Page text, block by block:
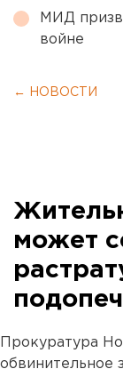
МИД
войне
← НОВОСТИ
может
Прокуратура
обвинительное